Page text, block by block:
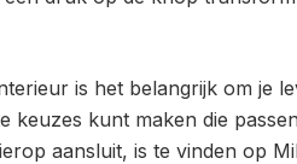
is het belangrijk om je
keuzes kunt maken die
aansluit, is te vinden op